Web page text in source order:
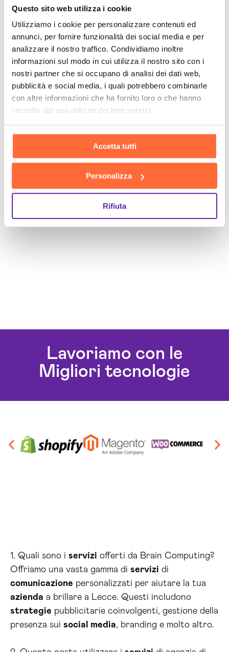
Questo sito web utilizza i cookie
Utilizziamo i cookie per personalizzare contenuti ed
annunci, per fornire funzionalità dei social media e per
analizzare il nostro traffico. Condividiamo inoltre
informazioni sul modo in cui utilizza il nostro sito con i
nostri partner che si occupano di analisi dei dati web,
pubblicità e social media, i quali potrebbero combinarle
con altre informazioni che ha fornito loro o che hanno
raccolto dal suo utilizzo dei loro servizi.
Accetta tutti
Personalizza
Rifiuta
Lavoriamo con le
Migliori tecnologie
1. Quali sono i servizi offerti da Brain Computing?
Offriamo una vasta gamma di servizi di
comunicazione personalizzati per aiutare la tua
azienda a brillare a Lecce. Questi includono
strategie pubblicitarie coinvolgenti, gestione della
presenza sui social media, branding e molto altro.